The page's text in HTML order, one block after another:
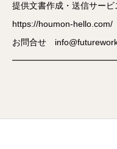
提供文書作成・送信サービ
https://houmon-hello.com/
お問合せ